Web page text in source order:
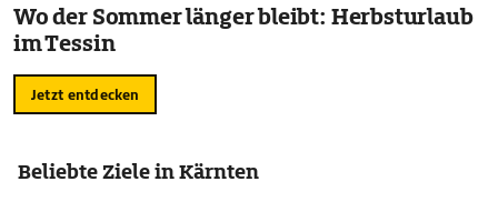
Wo der Sommer länger bleibt: Herbsturlaub
im Tessin
Jetzt entdecken
Beliebte Ziele in Kärnten